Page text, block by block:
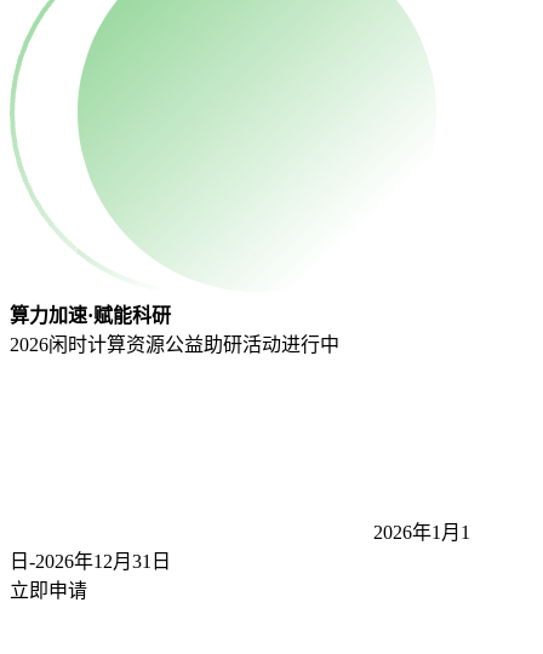
算力加速·赋能科研
2026闲时计算资源公益助研活动进行中
2026年1月1
日-2026年12月31 日
立即申请